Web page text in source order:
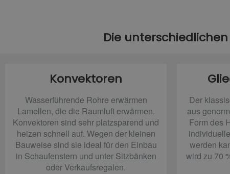
Die
Konvektoren
Wasserführende Rohre erwärmen
Lamellen, die die Raumluft erwärmen.
Konvektoren sind sehr platzsparend und
heizen schnell auf. Wegen der kleinen
Bauweise sind sie ideal für den Einbau
in Schaufenstern und unter Sitzbänken
oder Verkaufsregalen.
Der
aus
Form des
werden
wird zu 70